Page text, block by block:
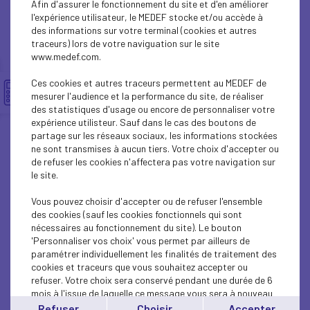
SUSTAINABLE DEVELOPMENT
SUSTAINABLE DEVELOPMENT
SOCIAL
SUSTAINABLE DEVELOPMENT
INTERNATIONAL - EUROPE
ECONOMY
ECONOMY
INTERNATIONAL - EUROPE
INTERNATIONAL - EUROPE
Afin d'assurer le fonctionnement du site et d'en améliorer
l'expérience utilisateur, le MEDEF stocke et/ou accède à
des informations sur votre terminal (cookies et autres
traceurs) lors de votre naviguation sur le site
www.medef.com.
Ces cookies et autres traceurs permettent au MEDEF de
mesurer l'audience et la performance du site, de réaliser
des statistiques d'usage ou encore de personnaliser votre
expérience utilisteur. Sauf dans le cas des boutons de
partage sur les réseaux sociaux, les informations stockées
ne sont transmises à aucun tiers. Votre choix d'accepter ou
de refuser les cookies n'affectera pas votre navigation sur
le site.
Vous pouvez choisir d'accepter ou de refuser l'ensemble
des cookies (sauf les cookies fonctionnels qui sont
nécessaires au fonctionnement du site). Le bouton
'Personnaliser vos choix' vous permet par ailleurs de
paramétrer individuellement les finalités de traitement des
cookies et traceurs que vous souhaitez accepter ou
refuser. Votre choix sera conservé pendant une durée de 6
mois à l'issue de laquelle ce message vous sera à nouveau
affiché..